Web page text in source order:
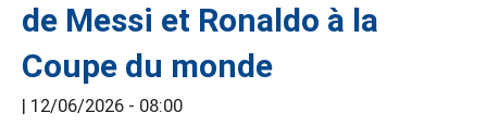
de Messi et Ronaldo à la
Coupe du monde
| 12/06/2026 - 08:00